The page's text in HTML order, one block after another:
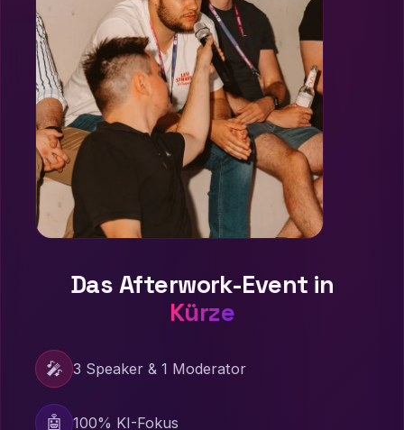
Das Afterwork-Event in
Kürze
🎤 3 Speaker & 1 Moderator
🤖 100% KI-Fokus